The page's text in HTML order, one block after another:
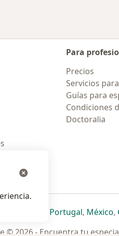
Para
Precios
Servicios
Guías para
Condiciones
Doctoralia
nueva pestaña
una nueva pestaña
se abre en una nueva
se abre en una
Portugalse abre
, México,
© 2026 - Encuentra tu